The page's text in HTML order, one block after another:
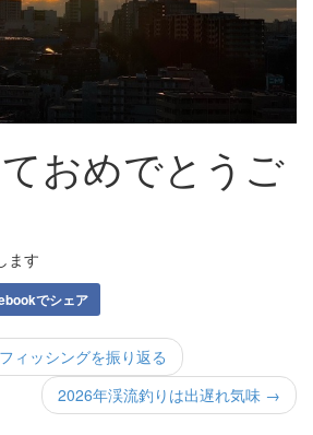
おめでとうご
ます
でシェア
ィッシングを振り返る
2026年渓流釣りは出遅れ気味 →